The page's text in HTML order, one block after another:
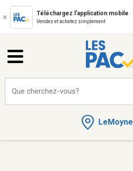
Téléchargez l'application mobile
Vendez et achetez simplement
LeMoyne
Que cherchez-vous?